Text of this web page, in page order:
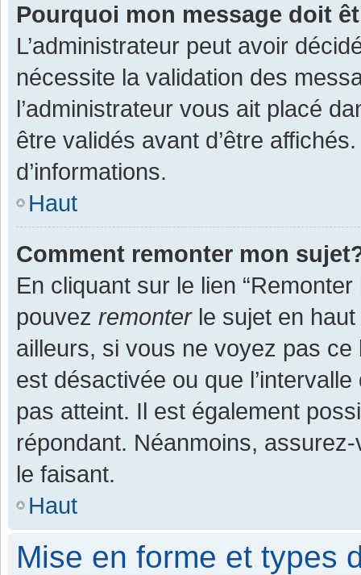
Pourquoi mon message doit
L’administrateur peut avoir
nécessite la validation des
l’administrateur vous ait placé
être validés avant d’être
d’informations.
Haut
Comment remonter mon
En cliquant sur le lien
pouvez remonterle sujet en haut
ailleurs, si vous ne voyez pas
est désactivée ou que
pas atteint. Il est également
répondant. Néanmoins,
le faisant.
Haut
Mise en forme et types